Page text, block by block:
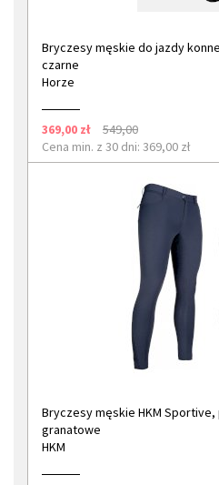
Bryczesy męskie do jazdy
czarne
Horze
369,00 zł
549,00
Cena min. z 30 dni: 369,00 zł
Bryczesy męskie HKM Sportive,
granatowe
HKM